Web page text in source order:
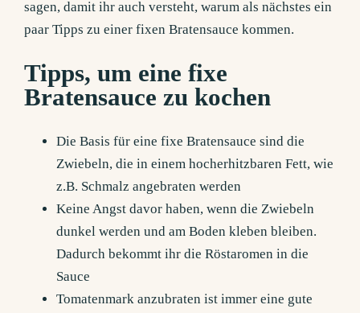
sagen, damit ihr auch versteht, warum als nächstes ein
paar Tipps zu einer fixen Bratensauce kommen.
Tipps, um eine fixe
Bratensauce zu kochen
Die Basis für eine fixe Bratensauce sind die
Zwiebeln, die in einem hocherhitzbaren Fett, wie
z.B. Schmalz angebraten werden
Keine Angst davor haben, wenn die Zwiebeln
dunkel werden und am Boden kleben bleiben.
Dadurch bekommt ihr die Röstaromen in die
Sauce
Tomatenmark anzubraten ist immer eine gute